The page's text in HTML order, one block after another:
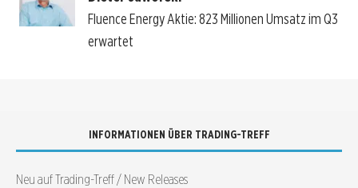
Fluence Energy Aktie: 823 Millionen Umsatz im Q3
erwartet
INFORMATIONEN ÜBER TRADING-TREFF
Neu auf Trading-Treff / New Releases